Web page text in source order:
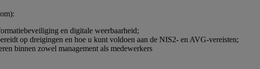
en digitale weerbaarheid;
op dreigingen en hoe u kunt voldoen aan de NIS2- en AVG-vereisten;
binnen zowel management als medewerkers